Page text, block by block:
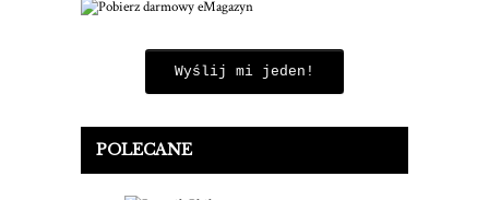
Wyślij mi jeden!
POLECANE